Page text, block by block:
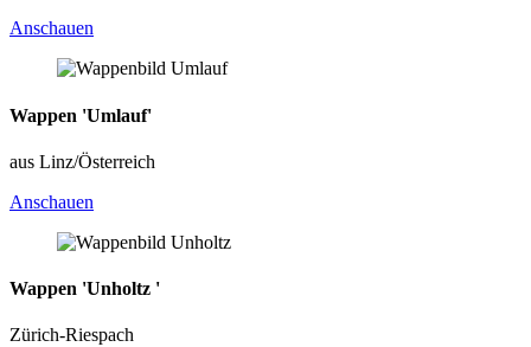
Anschauen
Wappen 'Umlauf'
aus Linz/Österreich
Anschauen
Wappen 'Unholtz '
Zürich-Riespach